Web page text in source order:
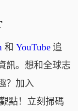
和 YouTube追
訊。想和全球志
？加入
點！立刻掃碼